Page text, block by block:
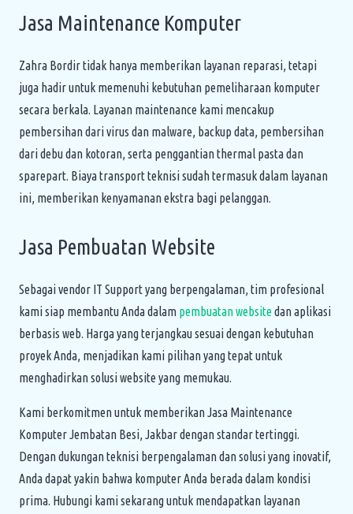
Jasa Maintenance Komputer
Zahra Bordir tidak hanya memberikan layanan reparasi, tetapi
juga hadir untuk memenuhi kebutuhan pemeliharaan komputer
secara berkala. Layanan maintenance kami mencakup
pembersihan dari virus dan malware, backup data, pembersihan
dari debu dan kotoran, serta penggantian thermal pasta dan
sparepart. Biaya transport teknisi sudah termasuk dalam layanan
ini, memberikan kenyamanan ekstra bagi pelanggan.
Jasa Pembuatan Website
Sebagai vendor IT Support yang berpengalaman, tim profesional
kami siap membantu Anda dalam pembuatan websitedan aplikasi
berbasis web. Harga yang terjangkau sesuai dengan kebutuhan
proyek Anda, menjadikan kami pilihan yang tepat untuk
menghadirkan solusi website yang memukau.
Kami berkomitmen untuk memberikan Jasa Maintenance
Komputer Jembatan Besi, Jakbar dengan standar tertinggi.
Dengan dukungan teknisi berpengalaman dan solusi yang inovatif,
Anda dapat yakin bahwa komputer Anda berada dalam kondisi
prima. Hubungi kami sekarang untuk mendapatkan layanan